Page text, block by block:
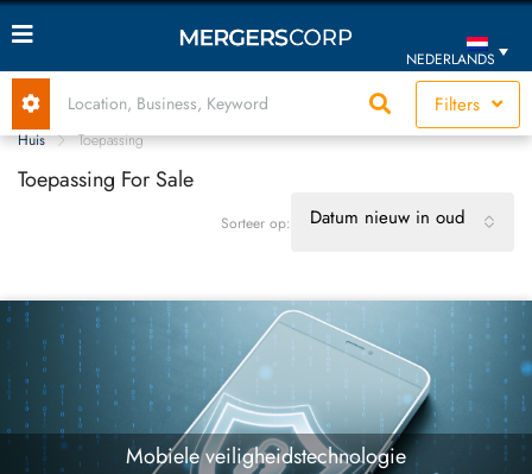
NEDERLANDS
Filters
Huis Toepassing
Toepassing For Sale
Sorteer op: Datum nieuw in oud
Mobiele veiligheidstechnologie